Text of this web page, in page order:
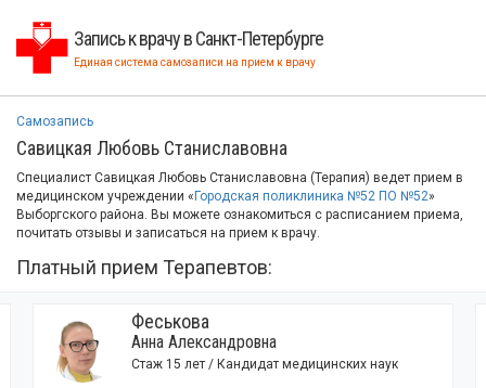
Запись к врачу в Санкт-Петербурге
Единая система самозаписи на прием к врачу
Самозапись
Савицкая Любовь Станиславовна
Специалист Савицкая Любовь Станиславовна (Терапия) ведет прием в
медицинском учреждении « Городская поликлиника №52 ПО №52»
Выборгского района. Вы можете ознакомиться с расписанием приема,
почитать отзывы и записаться на прием к врачу.
Платный прием Терапевтов:
лет / Кандидат медицинских наук